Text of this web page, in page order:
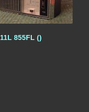
11L 855FL ()